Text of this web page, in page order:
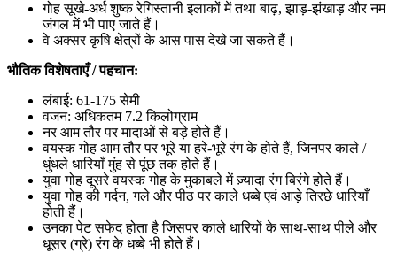
गोह सूखे-अर्ध शुष्क रेगिस्तानी इलाकों में तथा बाढ़, झाड़-झंखाड़ और नम
जंगल में भी पाए जाते हैं।
वे अक्सर कृषि क्षेत्रों के आस पास देखे जा सकते हैं।
भौतिक विशेषताएँ / पहचान:
लंबाई: 61-175 सेमी
वजन: अधिकतम 7.2 किलोग्राम
नर आम तौर पर मादाओं से बड़े होते हैं।
वयस्क गोह आम तौर पर भूरे या हरे-भूरे रंग के होते हैं, जिनपर काले /
धुंधले धारियाँ मुंह से पूंछ तक होते हैं।
युवा गोह दूसरे वयस्क गोह के मुकाबले में ज़्यादा रंग बिरंगे होते हैं।
युवा गोह की गर्दन, गले और पीठ पर काले धब्बे एवं आड़े तिरछे धारियाँ
होती हैं।
उनका पेट सफेद होता है जिसपर काले धारियों के साथ-साथ पीले और
धूसर (ग्रे) रंग के धब्बे भी होते हैं।